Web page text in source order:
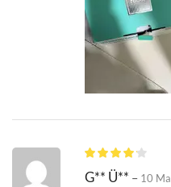
G** Ü** – 10